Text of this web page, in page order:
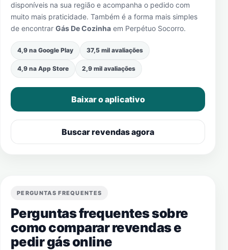
disponíveis na sua região e acompanha o pedido com
muito mais praticidade. Também é a forma mais simples
de encontrar Gás De Cozinha em Perpétuo Socorro.
4,9 na Google Play 37,5 mil avaliações
4,9 na App Store 2,9 mil avaliações
Baixar o aplicativo
Buscar revendas agora
PERGUNTAS FREQUENTES
Perguntas frequentes sobre
como comparar revendas e
pedir gás online